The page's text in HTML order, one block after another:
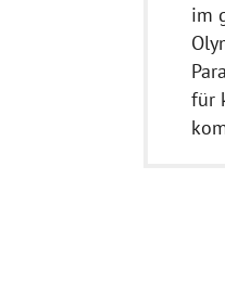
im
für